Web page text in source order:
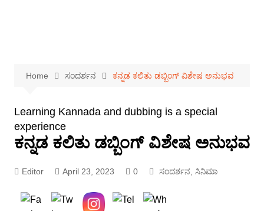
Home ಸಂದರ್ಶನ ಕನ್ನಡ ಕಲಿತು ಡಬ್ಬಿಂಗ್ ವಿಶೇಷ ಅನುಭವ
Learning Kannada and dubbing is a special
experience
ಕನ್ನಡ ಕಲಿತು ಡಬ್ಬಿಂಗ್ ವಿಶೇಷ ಅನುಭವ
Editor April 23, 2023 0 ಸಂದರ್ಶನ ಸಿನಿಮಾ